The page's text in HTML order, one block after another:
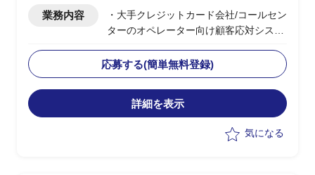
業務内容
・大手クレジットカード会社/コールセン
ターのオペレーター向け顧客応対システ
・顧客の内製化に伴い顧客責任者主導の
下、IT全般の刷新が進行中
・オンプレ環境から移行に伴うテスト工
程全体の見直しおよび推進支援
などの整理とリカバリー計画の立案
応募する(簡単無料登録)
詳細を表示
気になる